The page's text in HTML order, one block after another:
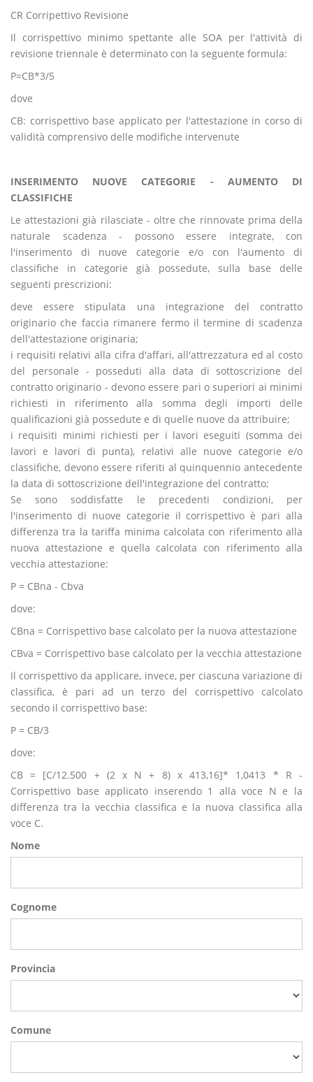
CR Corripettivo Revisione
Il corrispettivo minimo spettante alle SOA per l'attività di
revisione triennale è determinato con la seguente formula:
P=CB*3/5
dove
CB: corrispettivo base applicato per l'attestazione in corso di
validità comprensivo delle modifiche intervenute
INSERIMENTO NUOVE CATEGORIE - AUMENTO DI
CLASSIFICHE
Le attestazioni già rilasciate - oltre che rinnovate prima della
naturale scadenza - possono essere integrate, con
l'inserimento di nuove categorie e/o con l'aumento di
classifiche in categorie già possedute, sulla base delle
seguenti prescrizioni:
deve essere stipulata una integrazione del contratto
originario che faccia rimanere fermo il termine di scadenza
dell'attestazione originaria;
i requisiti relativi alla cifra d'affari, all'attrezzatura ed al costo
del personale - posseduti alla data di sottoscrizione del
contratto originario - devono essere pari o superiori ai minimi
richiesti in riferimento alla somma degli importi delle
qualificazioni già possedute e di quelle nuove da attribuire;
i requisiti minimi richiesti per i lavori eseguiti (somma dei
lavori e lavori di punta), relativi alle nuove categorie e/o
classifiche, devono essere riferiti al quinquennio antecedente
la data di sottoscrizione dell'integrazione del contratto;
Se sono soddisfatte le precedenti condizioni, per
l'inserimento di nuove categorie il corrispettivo è pari alla
differenza tra la tariffa minima calcolata con riferimento alla
nuova attestazione e quella calcolata con riferimento alla
vecchia attestazione:
P = CBna - Cbva
dove:
CBna = Corrispettivo base calcolato per la nuova attestazione
CBva = Corrispettivo base calcolato per la vecchia attestazione
Il corrispettivo da applicare, invece, per ciascuna variazione di
classifica, è pari ad un terzo del corrispettivo calcolato
secondo il corrispettivo base:
P = CB/3
dove:
CB = [C/12.500 + (2 x N + 8) x 413,16]* 1,0413 * R -
Corrispettivo base applicato inserendo 1 alla voce N e la
differenza tra la vecchia classifica e la nuova classifica alla
voce C.
Nome
Cognome
Provincia
Comune